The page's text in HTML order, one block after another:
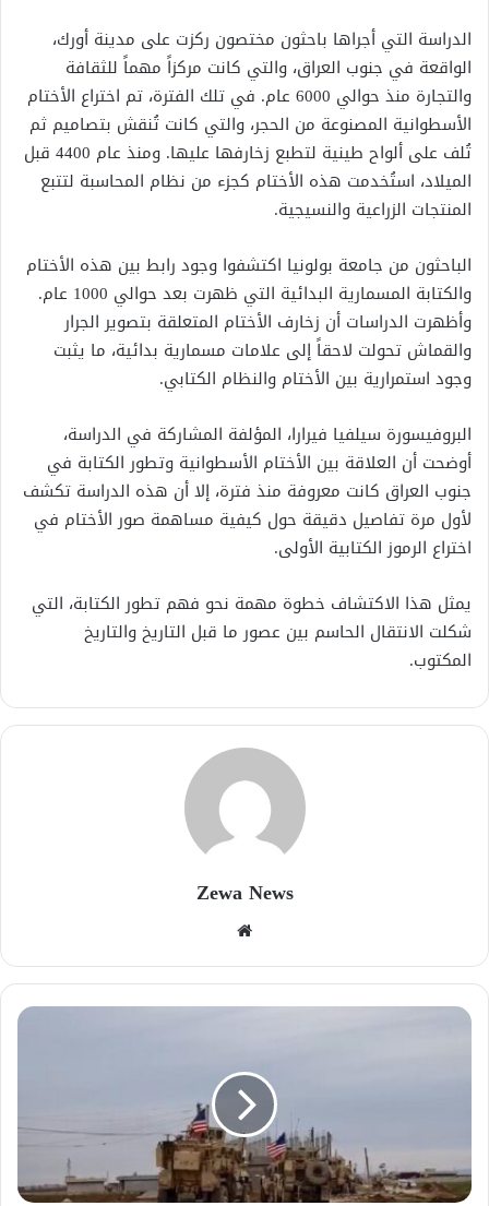
الدراسة التي أجراها باحثون مختصون ركزت على مدينة أورك،
الواقعة في جنوب العراق، والتي كانت مركزاً مهماً للثقافة
والتجارة منذ حوالي 6000 عام. في تلك الفترة، تم اختراع الأختام
الأسطوانية المصنوعة من الحجر، والتي كانت تُنقش بتصاميم ثم
تُلف على ألواح طينية لتطبع زخارفها عليها. ومنذ عام 4400 قبل
الميلاد، استُخدمت هذه الأختام كجزء من نظام المحاسبة لتتبع
المنتجات الزراعية والنسيجية.
الباحثون من جامعة بولونيا اكتشفوا وجود رابط بين هذه الأختام
والكتابة المسمارية البدائية التي ظهرت بعد حوالي 1000 عام.
وأظهرت الدراسات أن زخارف الأختام المتعلقة بتصوير الجرار
والقماش تحولت لاحقاً إلى علامات مسمارية بدائية، ما يثبت
وجود استمرارية بين الأختام والنظام الكتابي.
البروفيسورة سيلفيا فيرارا، المؤلفة المشاركة في الدراسة،
أوضحت أن العلاقة بين الأختام الأسطوانية وتطور الكتابة في
جنوب العراق كانت معروفة منذ فترة، إلا أن هذه الدراسة تكشف
لأول مرة تفاصيل دقيقة حول كيفية مساهمة صور الأختام في
اختراع الرموز الكتابية الأولى.
يمثل هذا الاكتشاف خطوة مهمة نحو فهم تطور الكتابة، التي
شكلت الانتقال الحاسم بين عصور ما قبل التاريخ والتاريخ
المكتوب.
Zewa News